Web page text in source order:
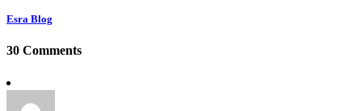
Esra Blog
30 Comments